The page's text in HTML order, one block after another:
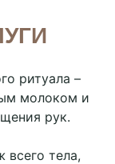
ритуала –
молоком и
рук.
всего тела,